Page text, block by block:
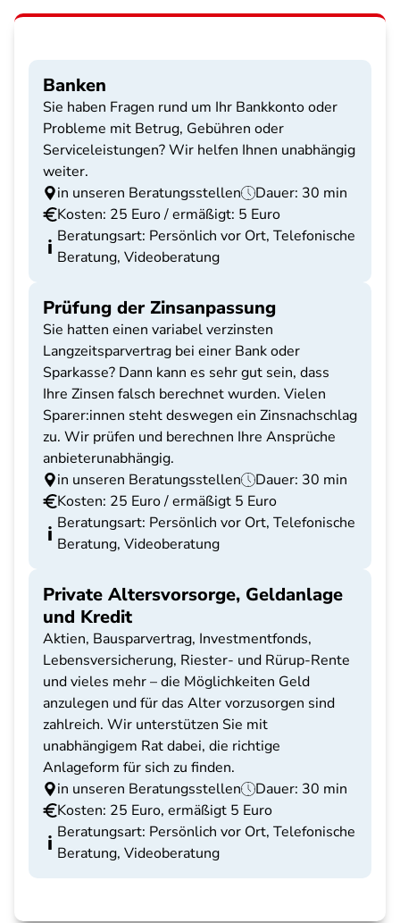
Banken
Sie haben Fragen rund um Ihr Bankkonto oder
Probleme mit Betrug, Gebühren oder
Serviceleistungen? Wir helfen Ihnen unabhängig
weiter.
in unseren Beratungsstellen
Dauer: 30 min
Kosten: 25 Euro / ermäßigt: 5 Euro
Beratungsart: Persönlich vor Ort, Telefonische
Beratung, Videoberatung
Prüfung der Zinsanpassung
Sie hatten einen variabel verzinsten
Langzeitsparvertrag bei einer Bank oder
Sparkasse? Dann kann es sehr gut sein, dass
Ihre Zinsen falsch berechnet wurden. Vielen
Sparer:innen steht deswegen ein Zinsnachschlag
zu. Wir prüfen und berechnen Ihre Ansprüche
anbieterunabhängig.
in unseren Beratungsstellen
Dauer: 30 min
Kosten: 25 Euro / ermäßigt 5 Euro
Beratungsart: Persönlich vor Ort, Telefonische
Beratung, Videoberatung
Private Altersvorsorge, Geldanlage
und Kredit
Aktien, Bausparvertrag, Investmentfonds,
Lebensversicherung, Riester- und Rürup-Rente
und vieles mehr – die Möglichkeiten Geld
anzulegen und für das Alter vorzusorgen sind
zahlreich. Wir unterstützen Sie mit
unabhängigem Rat dabei, die richtige
Anlageform für sich zu finden.
in unseren Beratungsstellen
Dauer: 30 min
Kosten: 25 Euro, ermäßigt 5 Euro
Beratungsart: Persönlich vor Ort, Telefonische
Beratung, Videoberatung